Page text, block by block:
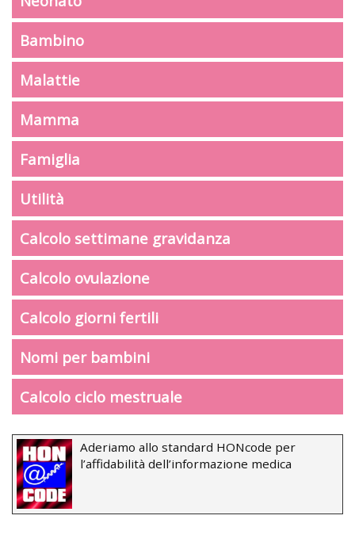
Bambino
Malattie
Mamma
Famiglia
Utilità
Calcolo settimane gravidanza
Calcolo ovulazione
Calcolo giorni fertili
Nomi per bambini
Calcolo ciclo mestruale
Aderiamo allo standard HONcode per
l’affidabilità dell’informazione medica